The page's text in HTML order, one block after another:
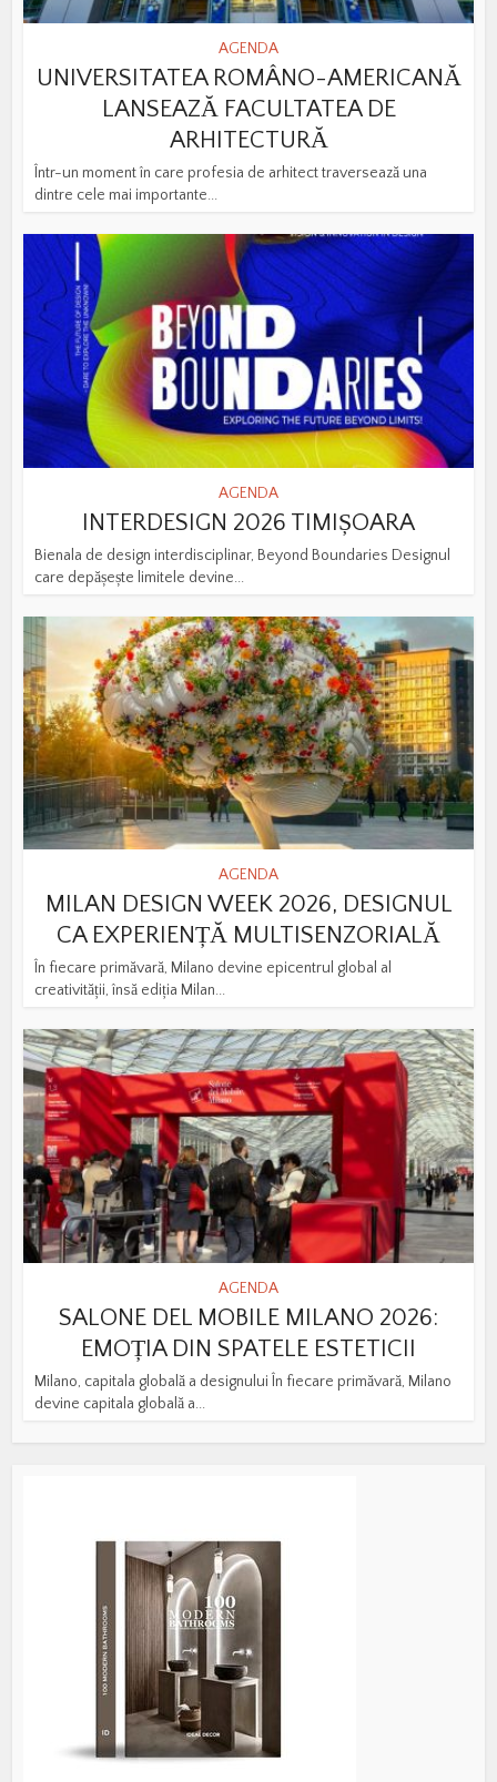
AGENDA
UNIVERSITATEA ROMÂNO-AMERICANĂ
LANSEAZĂ FACULTATEA DE
ARHITECTURĂ
Într-un moment în care profesia de arhitect traversează una
dintre cele mai importante...
AGENDA
INTERDESIGN 2026 TIMIȘOARA
Bienala de design interdisciplinar, Beyond Boundaries Designul
care depășește limitele devine...
AGENDA
MILAN DESIGN WEEK 2026, DESIGNUL
CA EXPERIENȚĂ MULTISENZORIALĂ
În fiecare primăvară, Milano devine epicentrul global al
creativității, însă ediția Milan...
AGENDA
SALONE DEL MOBILE MILANO 2026:
EMOȚIA DIN SPATELE ESTETICII
Milano, capitala globală a designului În fiecare primăvară, Milano
devine capitala globală a...